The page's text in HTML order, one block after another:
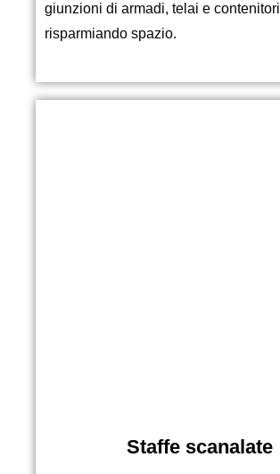
giunzioni di armadi, telai e contenitori
risparmiando spazio.
Staffe scanalate